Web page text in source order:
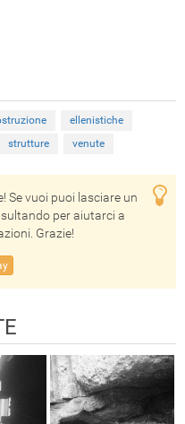
ellenistiche
strutture venute
Se vuoi puoi lasciare un
per aiutarci a
Grazie!